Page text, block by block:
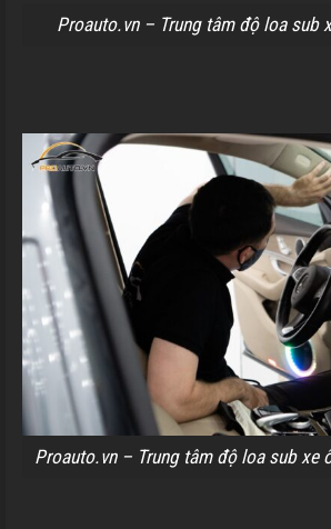
Proauto.vn – Trung tâm độ loa sub
Proauto.vn – Trung tâm độ loa sub xe